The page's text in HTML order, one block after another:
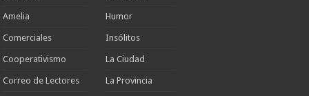
Amelia
Comerciales
Cooperativismo
Correo de Lectores
Humor
Insólitos
La Ciudad
La Provincia